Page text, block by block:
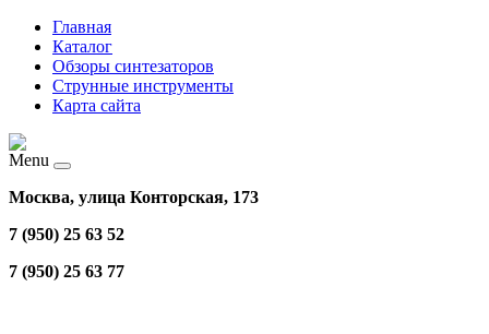
Главная
Каталог
Обзоры синтезаторов
Струнные инструменты
Карта сайта
Menu
Москва, улица Конторская, 173
7 (950) 25 63 52
7 (950) 25 63 77